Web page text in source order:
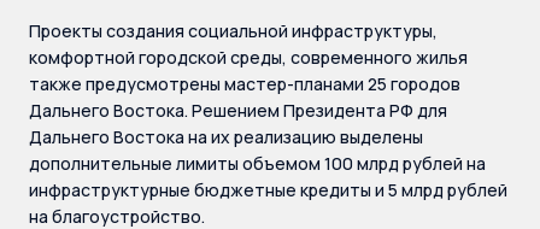
Проекты создания социальной инфраструктуры,
комфортной городской среды, современного жилья
также предусмотрены мастер-планами 25 городов
Дальнего Востока. Решением Президента РФ для
Дальнего Востока на их реализацию выделены
дополнительные лимиты объемом 100 млрд рублей на
инфраструктурные бюджетные кредиты и 5 млрд рублей
на благоустройство.